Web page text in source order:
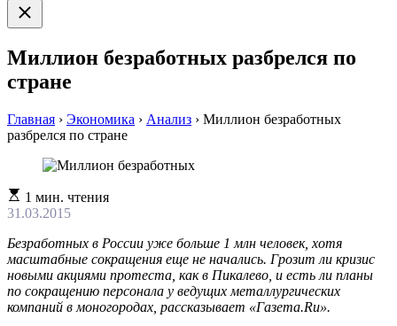
Закрыть
поиск
Миллион безработных разбрелся по
стране
Главная › Экономика › Анализ › Миллион безработных
разбрелся по стране
Расчетное
время
1 мин. чтения
31.03.2015
Безработных в России уже больше 1 млн человек, хотя
масштабные сокращения еще не начались. Грозит ли кризис
новыми акциями протеста, как в Пикалево, и есть ли планы
по сокращению персонала у ведущих металлургических
компаний в моногородах, рассказывает «Газета.Ru».